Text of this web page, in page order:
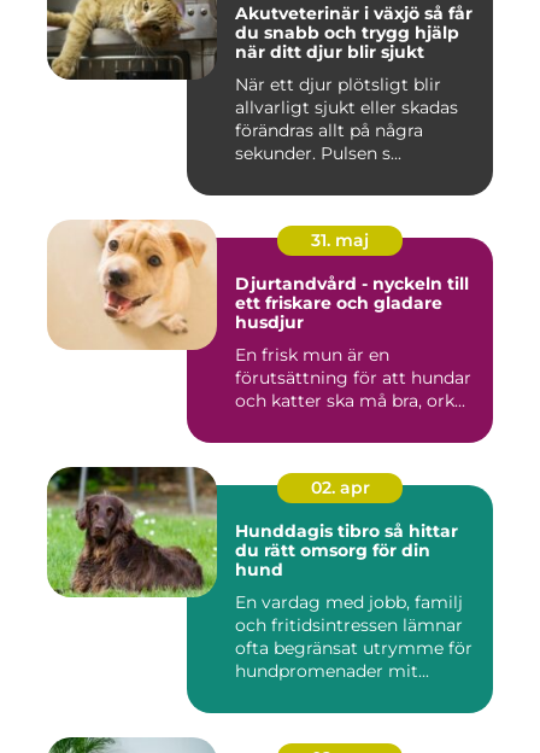
Akutveterinär i växjö så får
du snabb och trygg hjälp
när ditt djur blir sjukt
När ett djur plötsligt blir
allvarligt sjukt eller skadas
förändras allt på några
sekunder. Pulsen s...
31. maj
Djurtandvård - nyckeln till
ett friskare och gladare
husdjur
En frisk mun är en
förutsättning för att hundar
och katter ska må bra, ork...
02. apr
Hunddagis tibro så hittar
du rätt omsorg för din
hund
En vardag med jobb, familj
och fritidsintressen lämnar
ofta begränsat utrymme för
hundpromenader mit...